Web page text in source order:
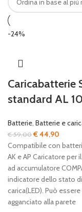
-24%
Caricabatterie
standard AL
Batterie, Batterie e
€59,00Il
prezzo
originale
era:
€ 59,00.
€44,90
prezzo
attuale
è:
€ 44,90.
Compatibile con
AK e AP Caricatore per
ad accumulatore
indicatore dello stato di
carica(LED). Può essere
agganciato alla parete